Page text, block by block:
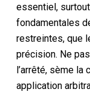
essentiel,
fondamentales
restreintes, que
précision. Ne
l’arrêté, sème la
application